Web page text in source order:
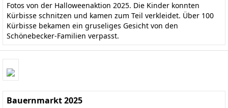
Fotos von der Halloweenaktion 2025. Die Kinder konnten
Kürbisse schnitzen und kamen zum Teil verkleidet. Über 100
Kürbisse bekamen ein gruseliges Gesicht von den
Schönebecker-Familien verpasst.
Bauernmarkt 2025